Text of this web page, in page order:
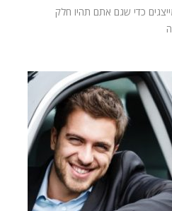
כדי שגם אתם תהיו חלק